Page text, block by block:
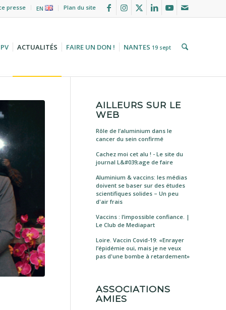
presse EN Plan du site
ACTUALITÉS FAIRE UN DON ! NANTES 19 sept
AILLEURS SUR LE
WEB
Rôle de l’aluminium dans le
cancer du sein confirmé
Cachez moi cet alu ! - Le site du
journal L&#039;age de faire
Aluminium & vaccins: les médias
doivent se baser sur des études
scientifiques solides – Un peu
d'air frais
Vaccins : l’impossible confiance. |
Le Club de Mediapart
Loire. Vaccin Covid-19: «Enrayer
l’épidémie oui, mais je ne veux
pas d'une bombe à retardement»
ASSOCIATIONS
AMIES